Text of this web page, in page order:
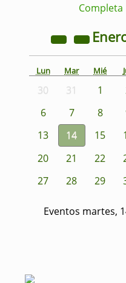
Completa
Lun Mar Mié
30 31 1
6
7 8
13
14 15
20
21 22
27
28 29
Eventos martes,